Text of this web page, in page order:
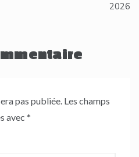
2026
pas publiée. Les champs
avec *